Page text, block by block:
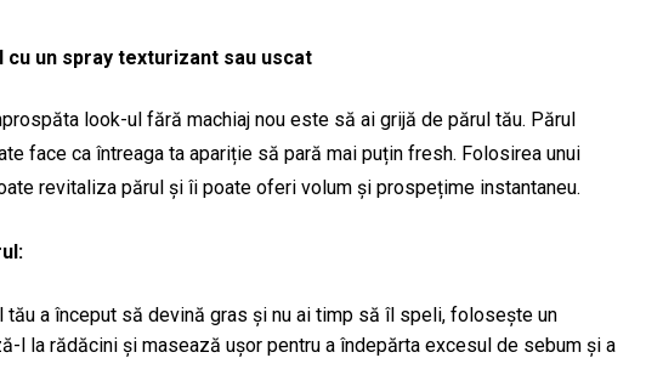
cu un spray texturizant sau uscat
look-ul fără machiaj nou este să ai grijă de părul tău. Părul
face ca întreaga ta apariție să pară mai puțin fresh. Folosirea unui
revitaliza părul și îi poate oferi volum și prospețime instantaneu.
tău a început să devină gras și nu ai timp să îl speli, folosește un
l la rădăcini și masează ușor pentru a îndepărta excesul de sebum și a